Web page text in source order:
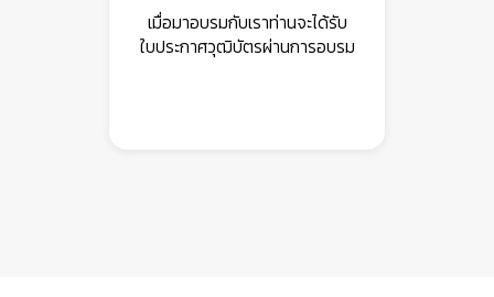
เมื่อมาอบรมกับเราท่านจะได้รับ
ใบประกาศวุฒิบัตรผ่านการอบรม